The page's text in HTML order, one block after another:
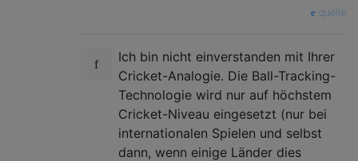
quelle
Ich bin nicht einverstanden mit Ihrer
Cricket-Analogie. Die Ball-Tracking-
Technologie wird nur auf höchstem
Cricket-Niveau eingesetzt (nur bei
internationalen Spielen und selbst
dann, wenn einige Länder dies